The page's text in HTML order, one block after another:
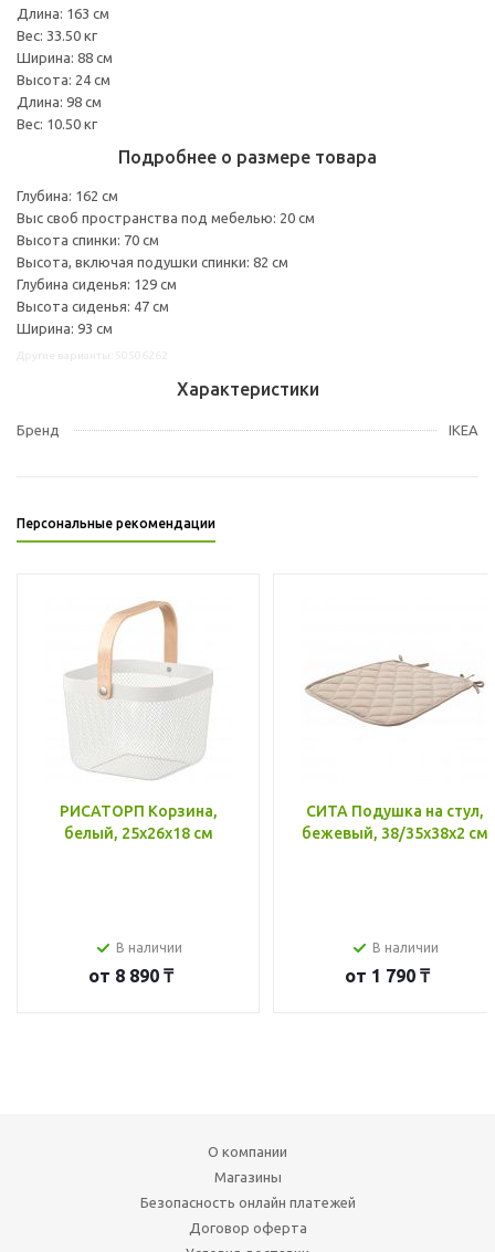
Длина: 163 см
Вес: 33.50 кг
Ширина: 88 см
Высота: 24 см
Длина: 98 см
Вес: 10.50 кг
Подробнее о размере товара
Глубина: 162 см
Выс своб пространства под мебелью: 20 см
Высота спинки: 70 см
Высота, включая подушки спинки: 82 см
Глубина сиденья: 129 см
Высота сиденья: 47 см
Ширина: 93 см
Характеристики
Бренд IKEA
Персональные рекомендации
РИСАТОРП Корзина,
белый, 25x26x18 см
В наличии
от 8 890 ₸
СИТА Подушка на стул,
бежевый, 38/35x38x2 см
В наличии
от 1 790 ₸
О компании
Магазины
Безопасность онлайн платежей
Договор оферта